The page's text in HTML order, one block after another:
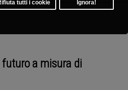
futuro a misura di